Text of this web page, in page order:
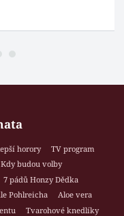
horory
TV program
Kdy budou volby
7 pádů Honzy Dědka
Pohlreicha
Aloe vera
Tvarohové knedlíky